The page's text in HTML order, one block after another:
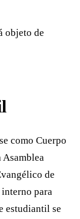
objeto de
como Cuerpo
de
para
estudiantil se